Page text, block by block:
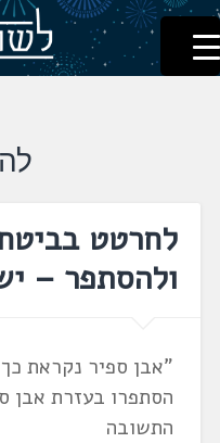
דלג
לתוכן
לשוניאדה
עברית. לשון. שפה
לחרטט
ולהסתפר –
"אבן ספיר נקראת
הסתפרו בעזרת אבן
התשובה